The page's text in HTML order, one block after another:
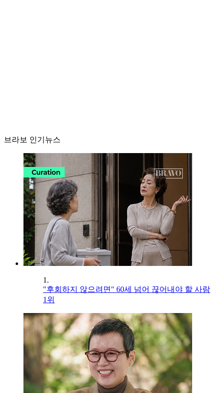
브라보 인기뉴스
1.
"후회하지 않으려면" 60세 넘어 끊어내야 할 사람
1위